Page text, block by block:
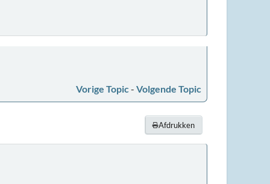
Vorige Topic - Volgende Topic
Afdrukken